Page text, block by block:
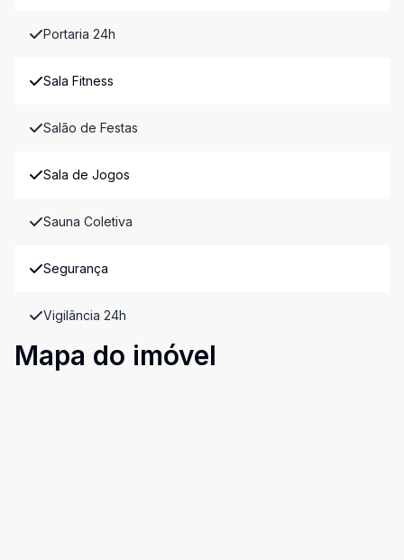
Portaria 24h
Sala Fitness
Salão de Festas
Sala de Jogos
Sauna Coletiva
Segurança
Vigilância 24h
Mapa do imóvel